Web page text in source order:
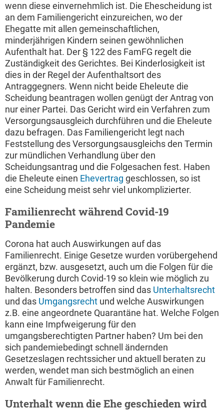
wenn diese einvernehmlich ist. Die Ehescheidung ist
an dem Familiengericht einzureichen, wo der
Ehegatte mit allen gemeinschaftlichen,
minderjährigen Kindern seinen gewöhnlichen
Aufenthalt hat. Der § 122 des FamFG regelt die
Zuständigkeit des Gerichtes. Bei Kinderlosigkeit ist
dies in der Regel der Aufenthaltsort des
Antraggegners. Wenn nicht beide Eheleute die
Scheidung beantragen wollen genügt der Antrag von
nur einer Partei. Das Gericht wird ein Verfahren zum
Versorgungsausgleich durchführen und die Eheleute
dazu befragen. Das Familiengericht legt nach
Feststellung des Versorgungsausgleichs den Termin
zur mündlichen Verhandlung über den
Scheidungsantrag und die Folgesachen fest. Haben
die Eheleute einen Ehevertrag geschlossen, so ist
eine Scheidung meist sehr viel unkomplizierter.
Familienrecht während Covid-19
Pandemie
Corona hat auch Auswirkungen auf das
Familienrecht. Einige Gesetze wurden vorübergehend
ergänzt, bzw. ausgesetzt, auch um die Folgen für die
Bevölkerung durch Covid-19 so klein wie möglich zu
halten. Besonders betroffen sind das Unterhaltsrecht
und das Umgangsrecht und welche Auswirkungen
z.B. eine angeordnete Quarantäne hat. Welche Folgen
kann eine Impfweigerung für den
umgangsberechtigten Partner haben? Um bei den
sich pandemiebedingt schnell ändernden
Gesetzeslagen rechtssicher und aktuell beraten zu
werden, wendet man sich bestmöglich an einen
Anwalt für Familienrecht.
Unterhalt wenn die Ehe geschieden wird